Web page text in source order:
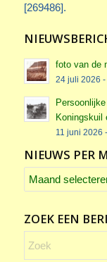
[269486].
foto van de
24 juli 2026 -
Koningskuil
11 juni 2026
NIEUWS PER
ZOEK EEN